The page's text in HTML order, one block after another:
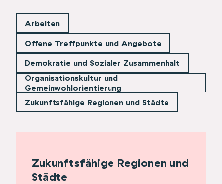
Arbeiten
Offene Treffpunkte und Angebote
Demokratie und Sozialer Zusammenhalt
Organisationskultur und
Gemeinwohlorientierung
Zukunftsfähige Regionen und Städte
Zukunftsfähige Regionen und
Städte